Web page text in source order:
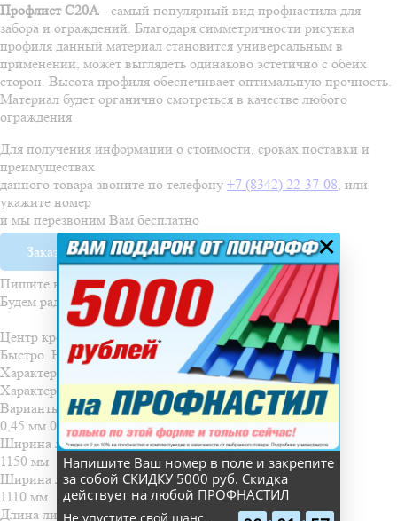
Профлист С20А - самый популярный вид профнастила для
забора и ограждений. Благодаря симметричности рисунка
профиля данный материал становится универсальным в
применении, может выглядеть одинаково эстетично с обеих
сторон. Высота профиля обеспечивает оптимальную прочность.
Материал будет органично смотреться в качестве любого
ограждения
Для получения информации о стоимости, сроках поставки и
преимуществах
данного товара звоните по телефону +7 (8342) 22-37-08, или
укажите номер
и мы перезвоним Вам бесплатно
Заказать обратный звонок
Пишите нам:tzsar@pokroff.ru .
Будем рады Вам в наших офисах.
Центр кровли «Покрофф»
Быстро. Надежно. Качественно.
Характеристики
Характеристики
Варианты толщины металла
0,45 мм 0,5 мм 0,6 мм 0,7 мм
Ширина листа габаритная
1150 мм
Ширина листа рабочая
1110 мм
Длина листа min
×
Напишите Ваш номер в поле и закрепите
за собой СКИДКУ 5000 руб. Скидка
действует на любой ПРОФНАСТИЛ